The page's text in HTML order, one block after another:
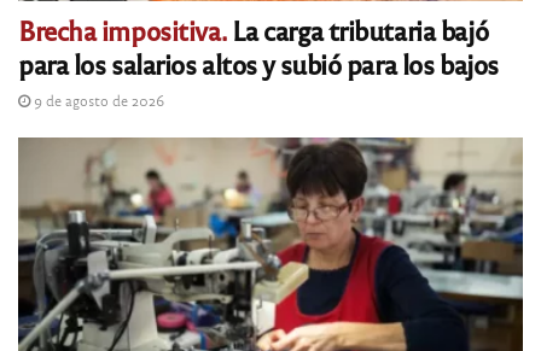
Brecha impositiva.La carga tributaria bajó
para los salarios altos y subió para los bajos
9 de agosto de 2026